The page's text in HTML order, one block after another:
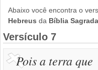
Abaixo você encontra o
Hebreus da Bíblia Sagrada
Versículo 7
Pois a terra que